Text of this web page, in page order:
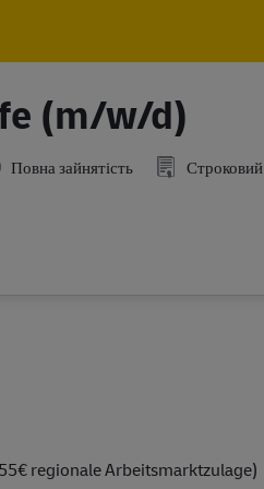
(m/w/d)
Повна зайнятість
Строковий
regionale Arbeitsmarktzulage)